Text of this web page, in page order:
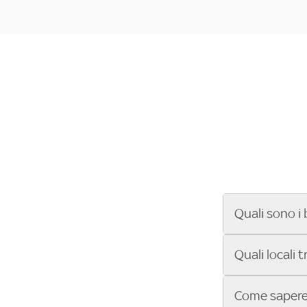
Quali sono i
Se cerchi un
ENILIVE, la
Sky Bar ti
Quali locali
Vuoi sapere
Come